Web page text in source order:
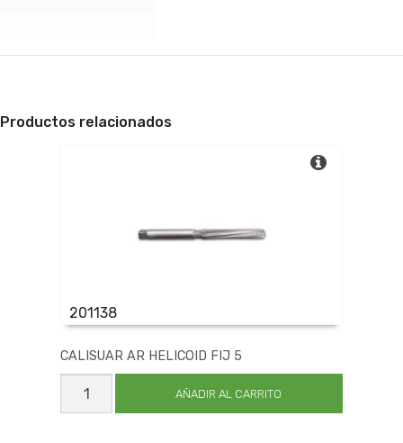
Productos relacionados
201138
CALISUAR AR HELICOID FIJ 5
CALISUAR
HELICOID
AÑADIR AL CARRITO